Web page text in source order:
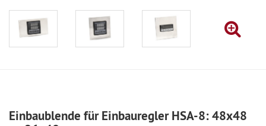
Einbaublende für Einbauregler HSA-8: 48x48